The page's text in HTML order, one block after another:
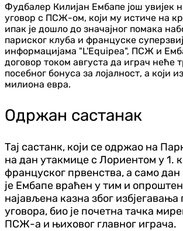
Фудбалер Килијан Ембапе још увијек
уговор с ПСЖ-ом, који му истиче на
ипак је дошло до значајног помака
париског клуба и француске
информацијама "L'Equipea", ПСЖ и
договор током августа да играч неће
посебног бонуса за лојалност, а који
милиона евра.
Одржан састанак
Тај састанк, који се одржао на
на дан утакмице с Лориентом у 1.
француског првенства, а само дан
је Ембапе враћен у тим и
најављена казна због
уговора, био је почетна тачка
ПСЖ-а и њиховог главног играча.